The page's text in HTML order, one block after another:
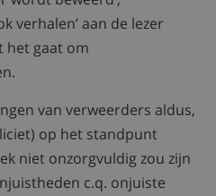
verhalen’ aan de lezer
het gaat om
van verweerders aldus,
op het standpunt
niet onzorgvuldig zou zijn
c.q. onjuiste